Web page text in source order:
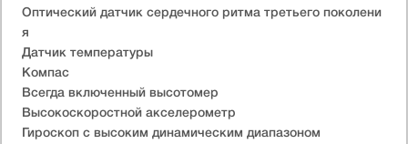
Оптический датчик сердечного ритма третьего поколени
я
Датчик температуры
Компас
Всегда включенный высотомер
Высокоскоростной акселерометр
Гироскоп с высоким динамическим диапазоном